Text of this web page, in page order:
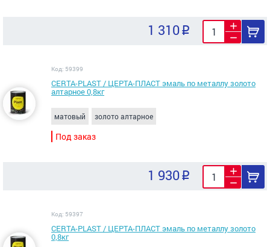
1 310
Код: 59399
CERTA-PLAST / ЦЕРТА-ПЛАСТ эмаль по металлу золото
алтарное 0,8кг
матовый золото алтарное
Под заказ
1 930
Код: 59397
CERTA-PLAST / ЦЕРТА-ПЛАСТ эмаль по металлу золото
0,8кг